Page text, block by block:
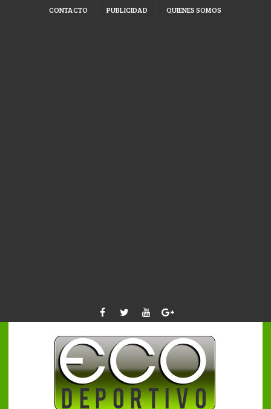
CONTACTO PUBLICIDAD QUIENES SOMOS